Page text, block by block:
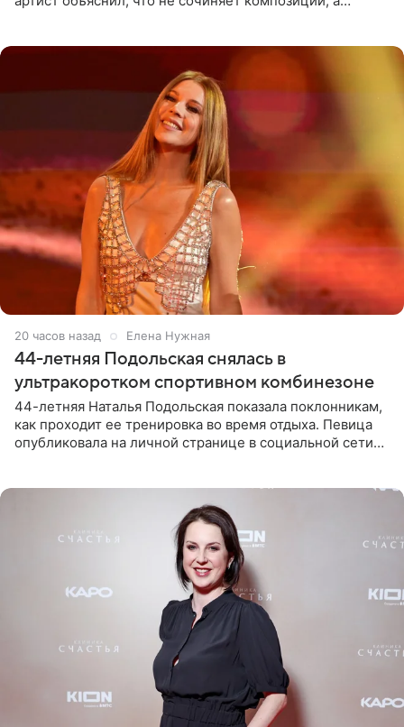
20 часов назад Елена Нужная
44-летняя Подольская снялась в
ультракоротком спортивном комбинезоне
44-летняя Наталья Подольская показала поклонникам,
как проходит ее тренировка во время отдыха. Певица
опубликовала на личной странице в социальной сети